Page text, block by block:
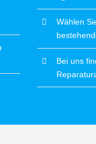
Wählen
Bei uns